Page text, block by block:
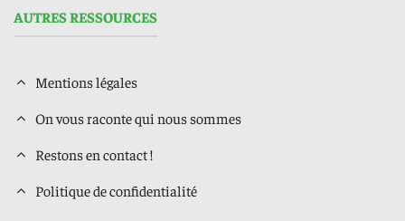
AUTRES RESSOURCES
Mentions légales
On vous raconte qui nous sommes
Restons en contact !
Politique de confidentialité